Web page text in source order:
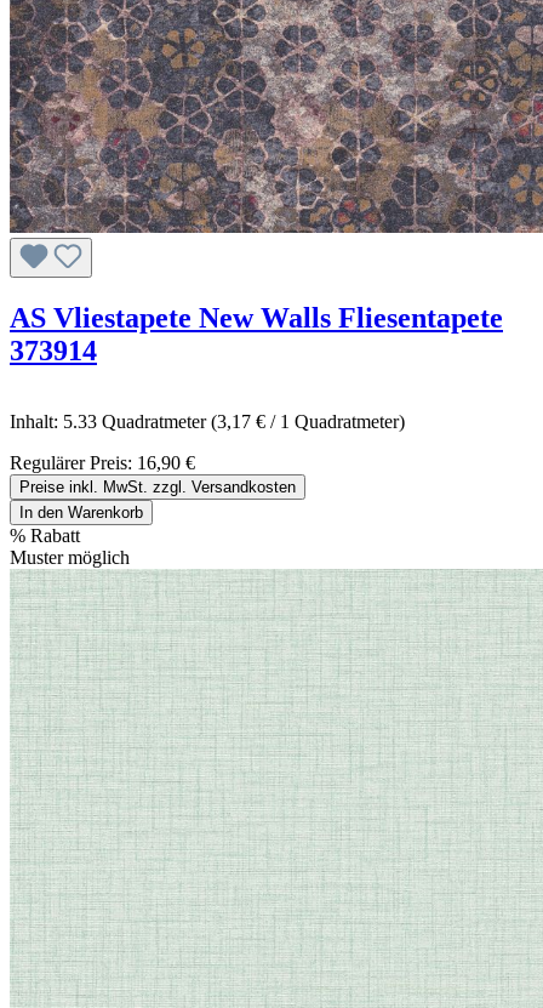
AS Vliestapete New Walls Fliesentapete
373914
Inhalt: 5.33 Quadratmeter(3,17 € / 1 Quadratmeter)
Regulärer Preis: 16,90 €
Preise inkl. MwSt. zzgl. Versandkosten
In den Warenkorb
% Rabatt
Muster möglich